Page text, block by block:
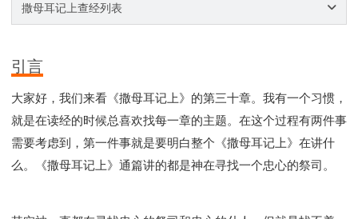
61 彼得后书
62 约翰一书
神的愤怒系列
管理系列
信仰根基系列 命定系列
建立荣耀教会
赶鬼系列
认识魔鬼的诡计
神所喜悦的人
撒母耳记上查经列表
引言
大家好，我们来看《撒母耳记上》的第三十章。我有一个习惯，
就是在读经的时候总喜欢找每一章的主题。在这个过程有两件事
需要考虑到，第一件事就是要明白整个《撒母耳记上》在讲什
么。《撒母耳记上》通篇讲的都是神在寻找一个忠心的祭司。